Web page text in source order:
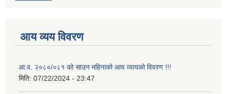
आय व्यय विवरण
आ.व. २०८०/०८१ को साउन महिनाको आय व्यायको विवरण !!!
मिति: 07/22/2024 - 23:47